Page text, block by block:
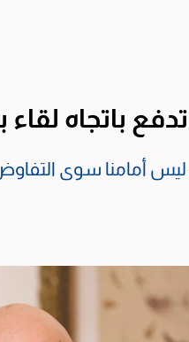
باتجاه لقاء
ليس أمامنا سوى